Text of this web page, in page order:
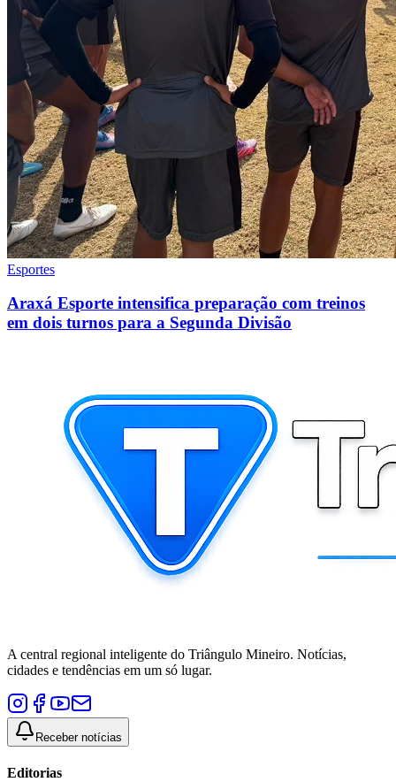
Esportes
Araxá Esporte intensifica preparação com treinos
em dois turnos para a Segunda Divisão
A central regional inteligente do Triângulo Mineiro. Notícias,
cidades e tendências em um só lugar.
Receber notícias
Editorias